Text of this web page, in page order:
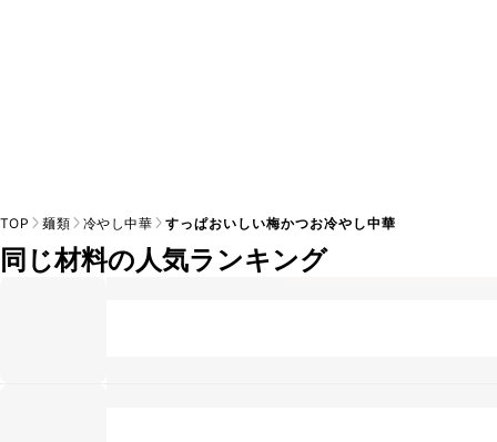
TOP 麺類 冷やし中華 すっぱおいしい梅かつお冷やし中華
同じ材料の人気ランキング